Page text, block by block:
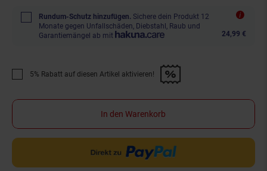
Rundum-Schutz hinzufügen. Sichere dein Produkt 12
Monate gegen Unfallschäden, Diebstahl, Raub und
Garantiemängel ab mit
24,99 €
Promotion "5% Rabatt auf diesen Artikel aktivieren!" anwenden
5% Rabatt auf diesen Artikel aktivieren!
In den Warenkorb